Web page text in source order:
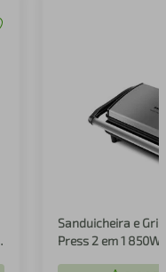
Sanduicheira e
Press 2 em 1 850W